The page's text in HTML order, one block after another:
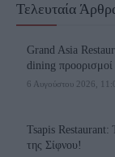
Τελευταία
Grand Asia
dining προορισμοί
6 Αυγούστου 2026,
Tsapis Restaurant:
της Σίφνου!